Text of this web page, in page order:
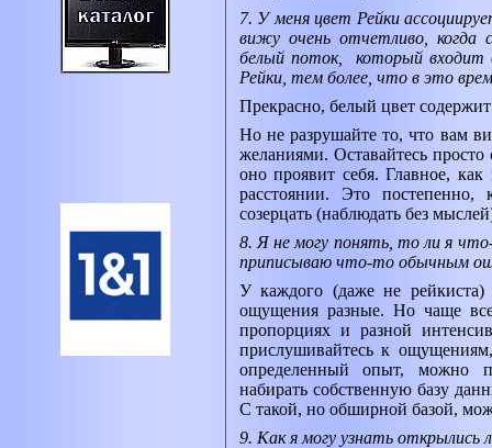
7. У меня цвет Рейки
вижу очень отчетливо, когда
белый поток, который
Рейки, тем более, что в это
Прекрасно, белый цвет содержит
Но не разрушайте то, что вам
желаниями. Оставайтесь
оно проявит себя. Главное,
расстоянии. Это
созерцать (наблюдать без
8. Я не могу понять, то ли я
приписываю что-то обычным
У каждого (даже не
ощущения разные. Но чаще
пропорциях и разной
прислушивайтесь к
определенный опыт, можно
набирать собственную базу
С такой, но обширной базой,
9. Как я могу узнать открылись